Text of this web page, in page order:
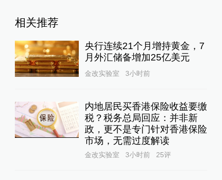
相关推荐
央行连续21个月增持黄金，7
月外汇储备增加25亿美元
金改实验室 3小时前
内地居民买香港保险收益要缴
税？税务总局回应：并非新
政，更不是专门针对香港保险
市场，无需过度解读
金改实验室 3小时前 25评